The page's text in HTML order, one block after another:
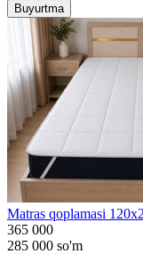
Buyurtma
Matras qoplamasi
365 000
285 000 so'm